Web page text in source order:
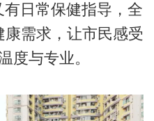
日常保健指导，全
需求，让市民感受
度与专业。